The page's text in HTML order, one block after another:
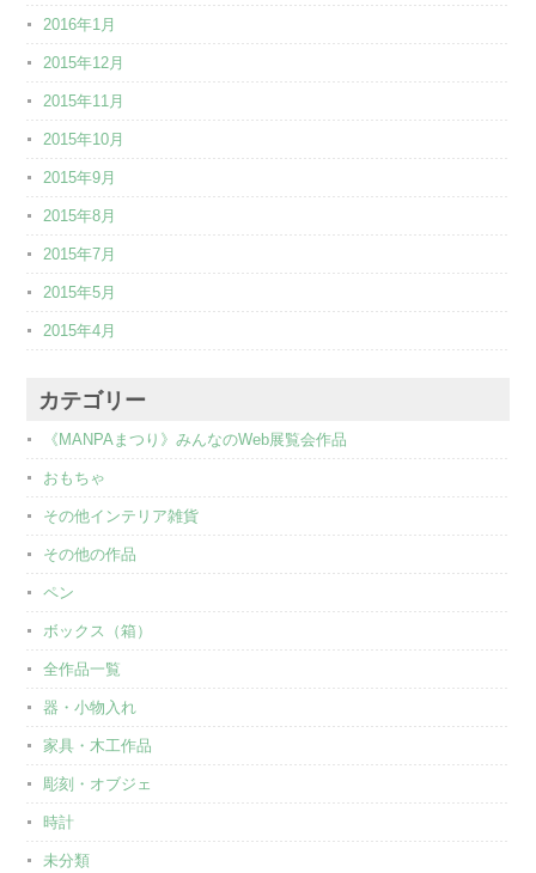
2016年1月
2015年12月
2015年11月
2015年10月
2015年9月
2015年8月
2015年7月
2015年5月
2015年4月
カテゴリー
《MANPAまつり》みんなのWeb展覧会作品
おもちゃ
その他インテリア雑貨
その他の作品
ペン
ボックス（箱）
全作品一覧
器・小物入れ
家具・木工作品
彫刻・オブジェ
時計
未分類